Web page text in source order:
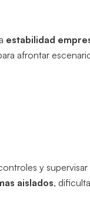
estabilidad
afrontar
y
aislados,